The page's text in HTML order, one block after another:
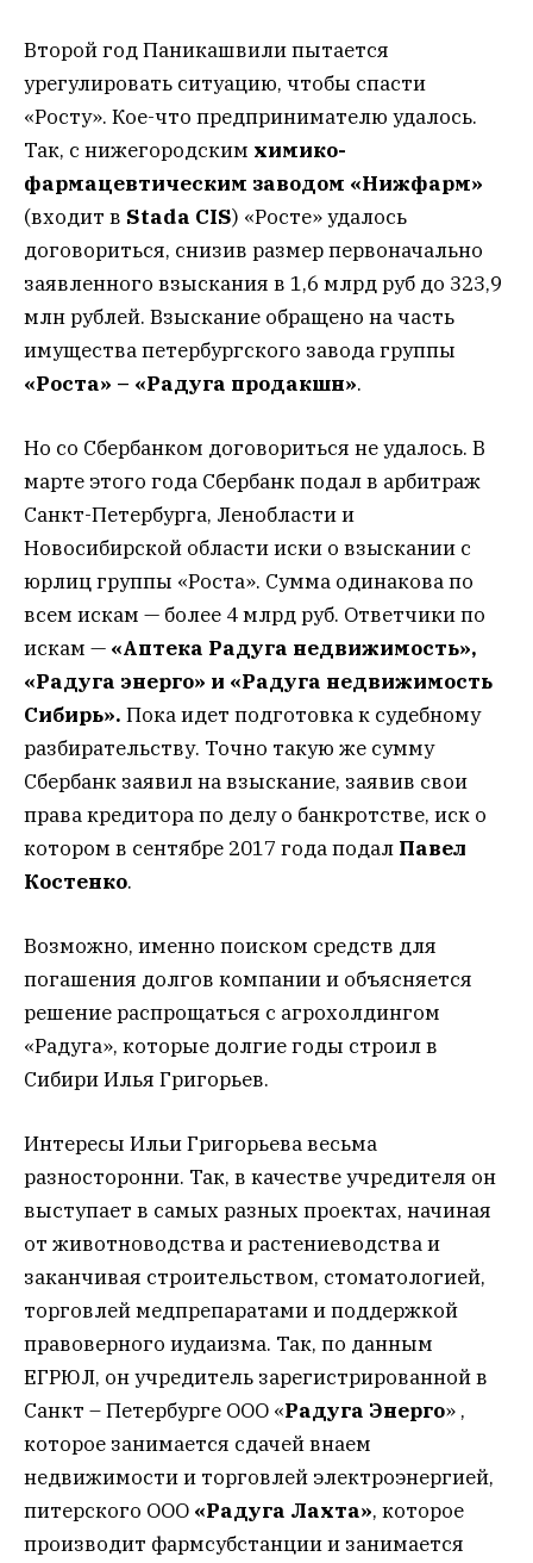
Второй год Паникашвили пытается
урегулировать ситуацию, чтобы спасти
«Росту». Кое-что предпринимателю удалось.
Так, с нижегородским химико-
фармацевтическим заводом «Нижфарм»
(входит в Stada CIS) «Росте» удалось
договориться, снизив размер первоначально
заявленного взыскания в 1,6 млрд руб до 323,9
млн рублей. Взыскание обращено на часть
имущества петербургского завода группы
«Роста» – «Радуга продакшн».
Но со Сбербанком договориться не удалось. В
марте этого года Сбербанк подал в арбитраж
Санкт-Петербурга, Ленобласти и
Новосибирской области иски о взыскании с
юрлиц группы «Роста». Сумма одинакова по
всем искам — более 4 млрд руб. Ответчики по
искам — «Аптека Радуга недвижимость»,
«Радуга энерго» и «Радуга недвижимость
Сибирь». Пока идет подготовка к судебному
разбирательству. Точно такую же сумму
Сбербанк заявил на взыскание, заявив свои
права кредитора по делу о банкротстве, иск о
котором в сентябре 2017 года подал Павел
Костенко.
Возможно, именно поиском средств для
погашения долгов компании и объясняется
решение распрощаться с агрохолдингом
«Радуга», которые долгие годы строил в
Сибири Илья Григорьев.
Интересы Ильи Григорьева весьма
разносторонни. Так, в качестве учредителя он
выступает в самых разных проектах, начиная
от животноводства и растениеводства и
заканчивая строительством, стоматологией,
торговлей медпрепаратами и поддержкой
правоверного иудаизма. Так, по данным
ЕГРЮЛ, он учредитель зарегистрированной в
Санкт – Петербурге ООО «Радуга Энерго» ,
которое занимается сдачей внаем
недвижимости и торговлей электроэнергией,
питерского ООО «Радуга Лахта», которое
производит фармсубстанции и занимается